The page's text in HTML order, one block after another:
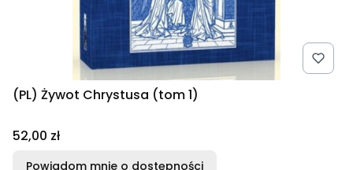
(PL) Żywot Chrystusa (tom 1)
Cena
52,00 zł
Powiadom mnie o dostępności